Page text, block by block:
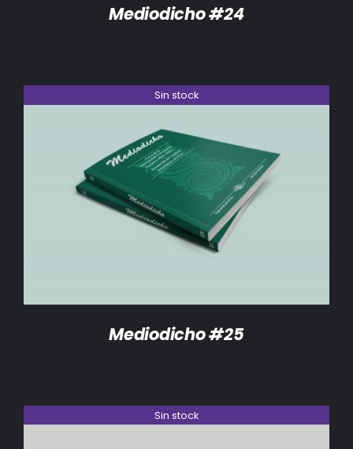
Mediodicho #24
Sin stock
DETALLES
Mediodicho #25
Sin stock